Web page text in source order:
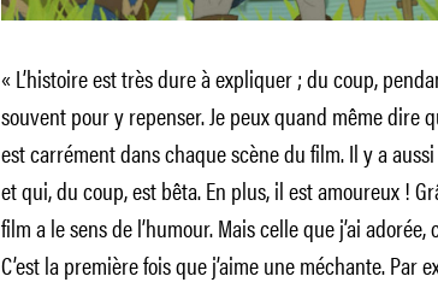
« L’histoire est très dure à expliquer ; du coup,
souvent pour y repenser. Je peux quand même dire
est carrément dans chaque scène du film. Il y a
et qui, du coup, est bêta. En plus, il est amoureux !
film a le sens de l’humour. Mais celle que j’ai adorée,
C’est la première fois que j’aime une méchante. Par